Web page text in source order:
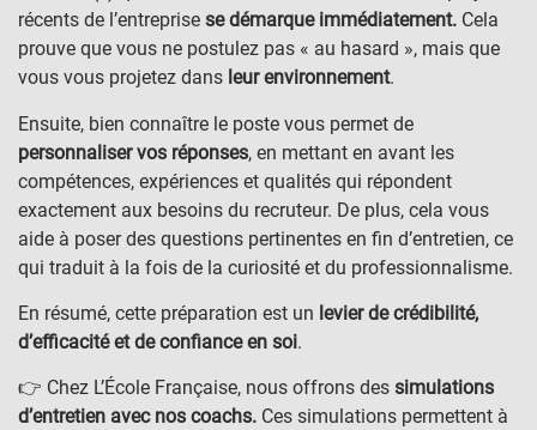
récents de l’entreprise se démarque immédiatement. Cela
prouve que vous ne postulez pas « au hasard », mais que
vous vous projetez dans leur environnement.
Ensuite, bien connaître le poste vous permet de
personnaliser vos réponses, en mettant en avant les
compétences, expériences et qualités qui répondent
exactement aux besoins du recruteur. De plus, cela vous
aide à poser des questions pertinentes en fin d’entretien, ce
qui traduit à la fois de la curiosité et du professionnalisme.
En résumé, cette préparation est un levier de crédibilité,
d’efficacité et de confiance en soi.
👉 Chez L’École Française, nous offrons des simulations
d’entretien avec nos coachs. Ces simulations permettent à